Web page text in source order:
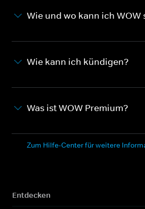
Wie und wo kann ich WOW
Wie kann ich kündigen?
Was ist WOW Premium?
Zum Hilfe-Center für weitere
Entdecken